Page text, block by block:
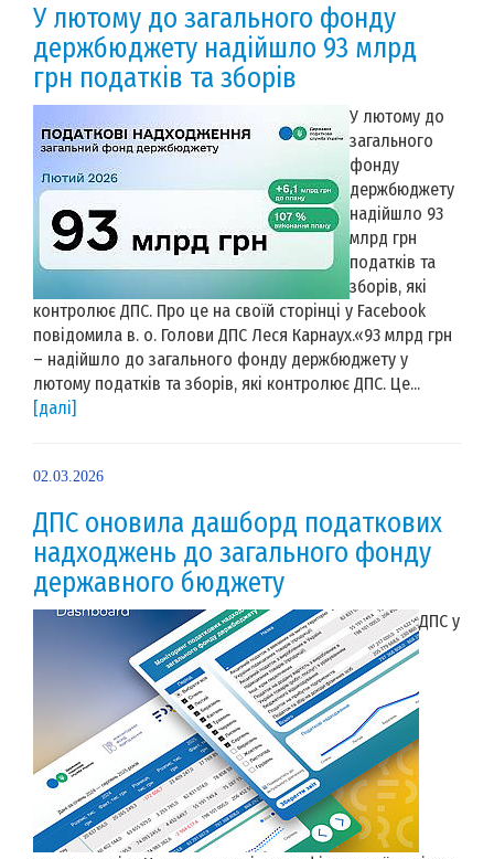
У лютому до загального фонду
держбюджету надійшло 93 млрд
грн податків та зборів
У лютому до
загального
фонду
держбюджету
надійшло 93
млрд грн
податків та
зборів, які
контролює ДПС. Про це на своїй сторінці у Facebook
повідомила в. о. Голови ДПС Леся Карнаух.«93 млрд грн
– надійшло до загального фонду держбюджету у
лютому податків та зборів, які контролює ДПС. Це...
[далі]
02.03.2026
ДПС оновила дашборд податкових
надходжень до загального фонду
державного бюджету
ДПС у